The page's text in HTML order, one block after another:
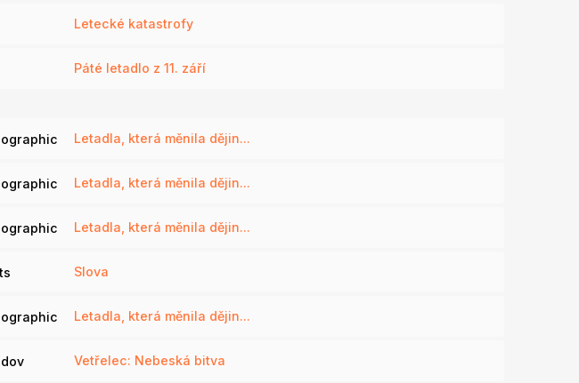
Letecké katastrofy
Páté letadlo z 11. září
Letadla, která měnila dějin...
Letadla, která měnila dějin...
Letadla, která měnila dějin...
Slova
Letadla, která měnila dějin...
Vetřelec: Nebeská bitva